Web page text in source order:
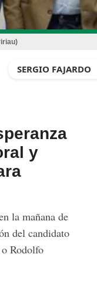
SERGIO FAJARDO
y
la mañana de
del candidato
o Rodolfo